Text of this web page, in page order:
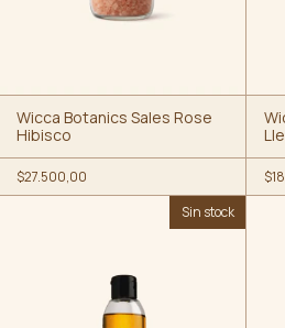
Wicca Botanics Sales Rose
Hibisco
$27.500,00
Sin stock